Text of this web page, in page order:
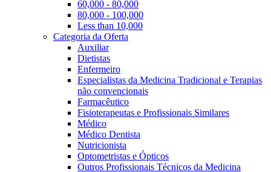
60,000 - 80,000
80,000 - 100,000
Less than 10,000
Categoria da Oferta
Auxiliar
Dietistas
Enfermeiro
Especialistas da Medicina Tradicional e Terapias
não convencionais
Farmacêutico
Fisioterapeutas e Profissionais Similares
Médico
Médico Dentista
Nutricionista
Optometristas e Ópticos
Outros Profissionais Técnicos da Medicina